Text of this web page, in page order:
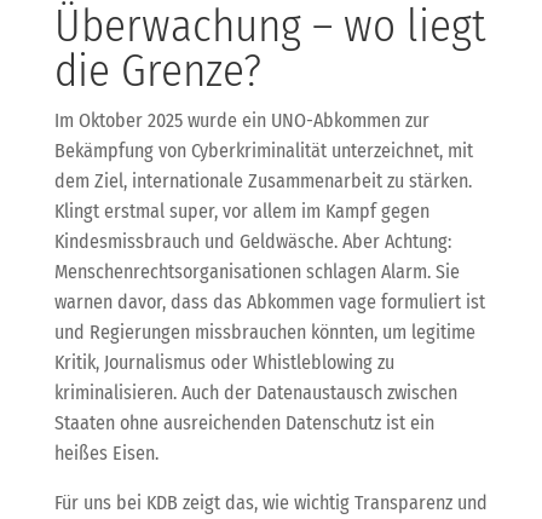
Überwachung – wo liegt
die Grenze?
Im Oktober 2025 wurde ein UNO-Abkommen zur
Bekämpfung von Cyberkriminalität unterzeichnet, mit
dem Ziel, internationale Zusammenarbeit zu stärken.
Klingt erstmal super, vor allem im Kampf gegen
Kindesmissbrauch und Geldwäsche. Aber Achtung:
Menschenrechtsorganisationen schlagen Alarm. Sie
warnen davor, dass das Abkommen vage formuliert ist
und Regierungen missbrauchen könnten, um legitime
Kritik, Journalismus oder Whistleblowing zu
kriminalisieren. Auch der Datenaustausch zwischen
Staaten ohne ausreichenden Datenschutz ist ein
heißes Eisen.
Für uns bei KDB zeigt das, wie wichtig Transparenz und